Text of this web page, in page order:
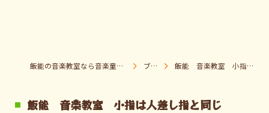
飯能の音楽教室なら音楽童クラブ Pパラダイス ブログ 飯能 音楽教室 小指は人差し指と同じ
飯能 音楽教室 小指は人差し指と同じ